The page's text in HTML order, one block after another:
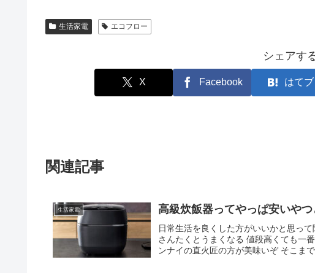
生活家電 エコフロー
シェアす
X Facebook はてブ
関連記事
生活家電 高級炊飯器ってやっぱ安いや
日常生活を良くした方がいいかと思っ
さんたくとうまくなる 値段高くても一
ンナイの直火匠の方が美味いぞ そこま